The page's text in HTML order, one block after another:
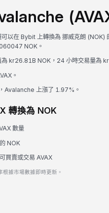
以在 Bybit 上轉換為 挪威克朗 (NOK)
NOK。
kr26.81B NOK，24 小時交易量為
。
Avalanche 上漲了 1.97%。
轉換為 NOK
數量
NOK
買賣或交易 AVAX
根據市場數據即時更新。